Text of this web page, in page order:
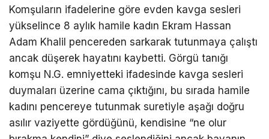
Komşuların ifadelerine göre evden kavga sesleri
yükselince 8 aylık hamile kadın Ekram Hassan
Adam Khalil pencereden sarkarak tutunmaya çalıştı
ancak düşerek hayatını kaybetti. Görgü tanığı
komşu N.G. emniyetteki ifadesinde kavga sesleri
duymaları üzerine cama çıktığını, bu sırada hamile
kadını pencereye tutunmak suretiyle aşağı doğru
asılır vaziyette gördüğünü, kendisine “ne olur